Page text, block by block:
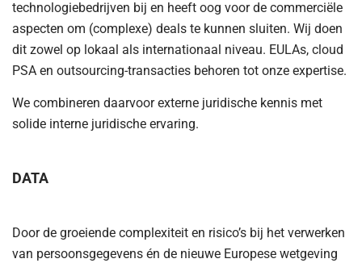
technologiebedrijven bij en heeft oog voor de commerciële
aspecten om (complexe) deals te kunnen sluiten. Wij doen
dit zowel op lokaal als internationaal niveau. EULAs, cloud
PSA en outsourcing-transacties behoren tot onze expertise.
We combineren daarvoor externe juridische kennis met
solide interne juridische ervaring.
DATA
Door de groeiende complexiteit en risico’s bij het verwerken
van persoonsgegevens én de nieuwe Europese wetgeving